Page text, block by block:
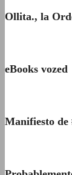
Ollita., la
eBooks vozed
Manifiesto de